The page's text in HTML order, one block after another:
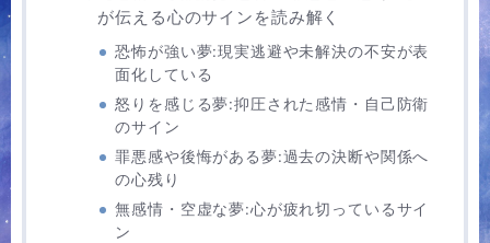
が伝える心のサインを読み解く
恐怖が強い夢:現実逃避や未解決の不安が表
面化している
怒りを感じる夢:抑圧された感情・自己防衛
のサイン
罪悪感や後悔がある夢:過去の決断や関係へ
の心残り
無感情・空虚な夢:心が疲れ切っているサイ
ン